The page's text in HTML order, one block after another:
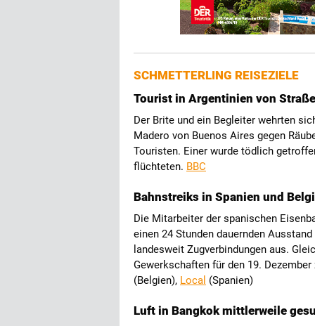
SCHMETTERLING REISEZIELE
Tourist in Argentinien von
Der Brite und ein Begleiter wehrten
Madero von Buenos Aires gegen
Touristen. Einer wurde tödlich
flüchteten. BBC
Bahnstreiks in Spanien und
Die Mitarbeiter der spanischen
einen 24 Stunden dauernden
landesweit Zugverbindungen aus.
Gewerkschaften für den 19.
(Belgien), Local (Spanien)
Luft in Bangkok mittlerweile